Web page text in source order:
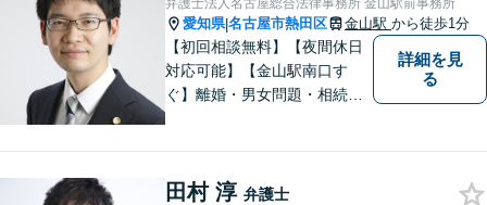
弁護士法人名古屋総合法律事務所 金山駅前事務所
愛知県|名古屋市熱田区 金山駅 から徒歩1分
【初回相談無料】【夜間休日
対応可能】【金山駅南口す
ぐ】離婚・男女問題・相続・
詳細を見
る
田村 淳 弁護士